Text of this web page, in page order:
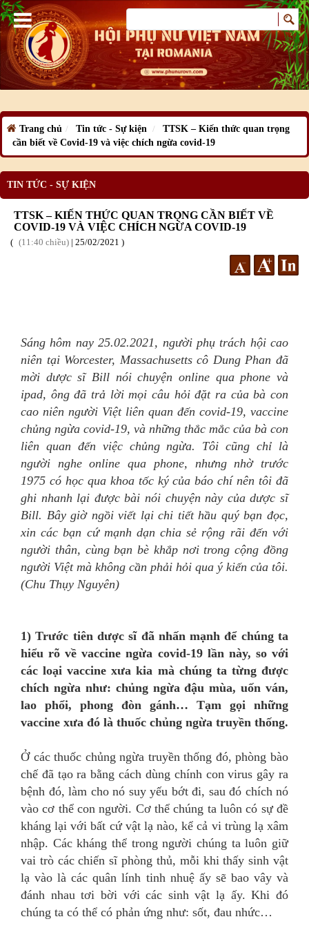
Trang chủ Tin tức - Sự kiện
TTSK – Kiến thức quan trọng
cần biết về Covid-19 và việc chích ngừa covid-19
TIN TỨC - SỰ KIỆN
TTSK – KIẾN THỨC QUAN TRỌNG CẦN BIẾT VỀ
COVID-19 VÀ VIỆC CHÍCH NGỪA COVID-19
11:40 chiều | 25/02/2021
Sáng hôm nay 25.02.2021, người phụ trách hội cao
niên tại Worcester, Massachusetts cô Dung Phan đã
mời dược sĩ Bill nói chuyện online qua phone và
ipad, ông đã trả lời mọi câu hỏi đặt ra của bà con
cao niên người Việt liên quan đến covid-19, vaccine
chủng ngừa covid-19, và những thắc mắc của bà con
liên quan đến việc chủng ngừa. Tôi cũng chỉ là
người nghe online qua phone, nhưng nhờ trước
1975 có học qua khoa tốc ký của báo chí nên tôi đã
ghi nhanh lại được bài nói chuyện này của dược sĩ
Bill. Bây giờ ngồi viết lại chi tiết hầu quý bạn đọc,
xin các bạn cứ mạnh dạn chia sẻ rộng rãi đến với
người thân, cùng bạn bè khắp nơi trong cộng đồng
người Việt mà không cần phải hỏi qua ý kiến của tôi.
(Chu Thụy Nguyên)
1) Trước tiên dược sĩ đã nhấn mạnh để chúng ta
hiểu rõ về vaccine ngừa covid-19 lần này, so với
các loại vaccine xưa kia mà chúng ta từng được
chích ngừa như: chủng ngừa đậu mùa, uốn ván,
lao phổi, phong đòn gánh… Tạm gọi những
vaccine xưa đó là thuốc chủng ngừa truyền thống.
Ở các thuốc chủng ngừa truyền thống đó, phòng bào
chế đã tạo ra bằng cách dùng chính con virus gây ra
bệnh đó, làm cho nó suy yếu bớt đi, sau đó chích nó
vào cơ thể con người. Cơ thể chúng ta luôn có sự đề
kháng lại với bất cứ vật lạ nào, kể cả vi trùng lạ xâm
nhập. Các kháng thể trong người chúng ta luôn giữ
vai trò các chiến sĩ phòng thủ, mỗi khi thấy sinh vật
lạ vào là các quân lính tinh nhuệ ấy sẽ bao vây và
đánh nhau tơi bời với các sinh vật lạ ấy. Khi đó
chúng ta có thể có phản ứng như: sốt, đau nhức…